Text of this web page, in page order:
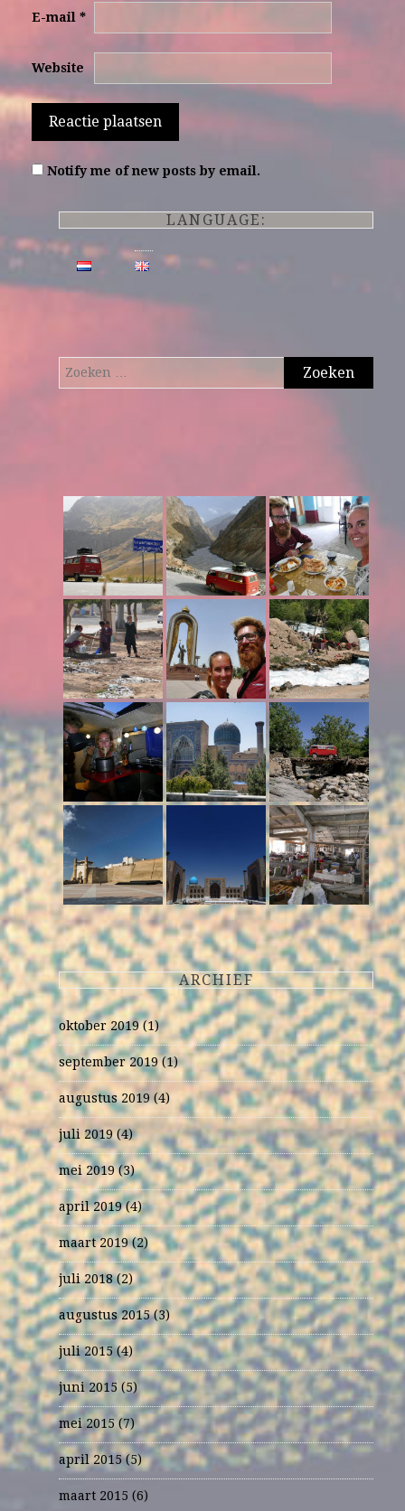
E-mail *
Website
Notify me of new posts by email.
LANGUAGE:
Zoeken
ARCHIEF
oktober 2019(1)
september 2019(1)
augustus 2019 (4)
juli 2019(4)
mei 2019(3)
april 2019(4)
maart 2019(2)
juli 2018(2)
augustus 2015(3)
juli 2015(4)
juni 2015 (5)
mei 2015(7)
april 2015(5)
maart 2015 (6)